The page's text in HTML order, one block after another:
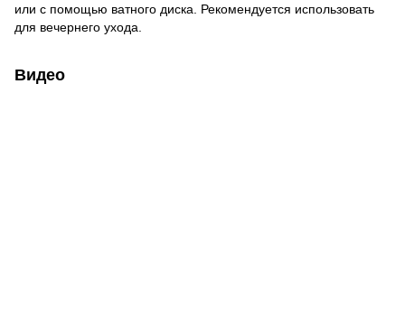
или с помощью ватного диска. Рекомендуется использовать
для вечернего ухода.
Видео